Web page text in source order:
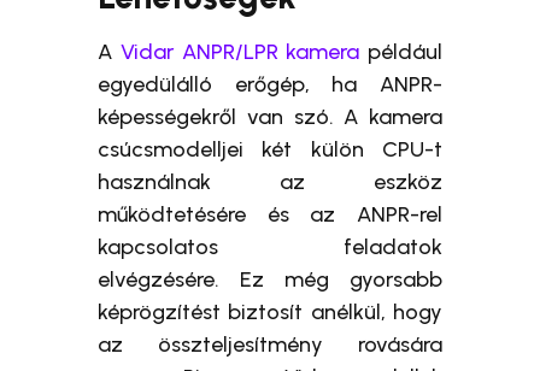
A Vidar ANPR/LPR kamera például
egyedülálló erőgép, ha ANPR-
képességekről van szó. A kamera
csúcsmodelljei két külön CPU-t
használnak az eszköz
működtetésére és az ANPR-rel
kapcsolatos feladatok
elvégzésére. Ez még gyorsabb
képrögzítést biztosít anélkül, hogy
az összteljesítmény rovására